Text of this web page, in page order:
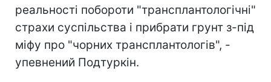
реальності побороти "трансплантологічні"
страхи суспільства і прибрати грунт з-під
міфу про "чорних трансплантологів", -
упевнений Подтуркін.